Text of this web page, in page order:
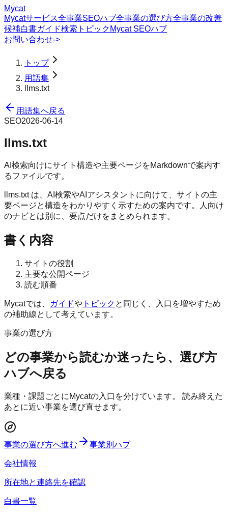
Mycat
Mycatサービス全事業SEOハブ全事業の選び方全事業の改善
候補白書ガイド検索トピック Mycat SEOハブ
お問い合わせ->
トップ
用語集
llms.txt
用語集へ戻る
SEO2026-06-14
llms.txt
AI検索向けにサイト構造や主要ページをMarkdownで案内す
るファイルです。
llms.txt は、AI検索やAIアシスタントに向けて、サイトの主
要ページと構造をわかりやすく示すための案内です。人向け
のナビとは別に、要点だけをまとめられます。
書く内容
サイトの役割
主要な公開ページ
読む順番
Mycatでは、 ガイドや トピック と同じく、入口を増やすため
の補助線として考えています。
事業の選び方
どの事業から読むか迷ったら、選び方
ハブへ戻る
業種・課題ごとにMycatの入口を分けています。 読み終えた
あとに近い事業を選び直せます。
事業の選び方へ進む 事業別ハブ
会社情報
所在地と連絡先を確認
白書一覧